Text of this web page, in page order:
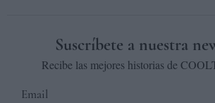
Suscríbete a nuestra
Recibe las mejores historias de
Email